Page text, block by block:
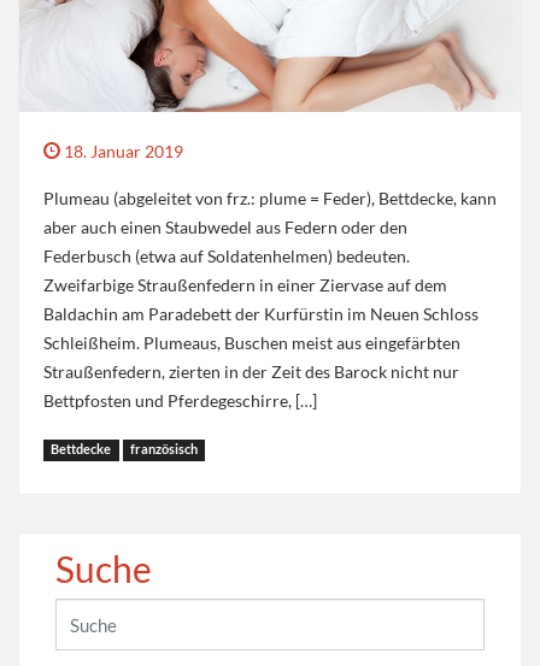
18. Januar 2019
Plumeau (abgeleitet von frz.: plume = Feder), Bettdecke, kann
aber auch einen Staubwedel aus Federn oder den
Federbusch (etwa auf Soldatenhelmen) bedeuten.
Zweifarbige Straußenfedern in einer Ziervase auf dem
Baldachin am Paradebett der Kurfürstin im Neuen Schloss
Schleißheim. Plumeaus, Buschen meist aus eingefärbten
Straußenfedern, zierten in der Zeit des Barock nicht nur
Bettpfosten und Pferdegeschirre, […]
Bettdecke französisch
Suche